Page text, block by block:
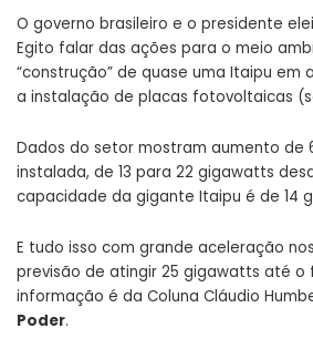
O governo brasileiro e o presidente
Egito falar das ações para o meio
“construção” de quase uma Itaipu em
a instalação de placas fotovoltaicas
Dados do setor mostram aumento de
instalada, de 13 para 22 gigawatts
capacidade da gigante Itaipu é de 14
E tudo isso com grande aceleração
previsão de atingir 25 gigawatts até o
informação é da Coluna Cláudio
Poder.